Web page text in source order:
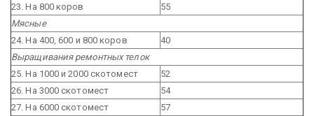
23. На 800 коров
55
Мясные
24. На 400, 600 и 800 коров
40
Выращивания ремонтных телок
25. На 1000 и 2000 скотомест
52
26. На 3000 скотомест
54
27. На 6000 скотомест
57